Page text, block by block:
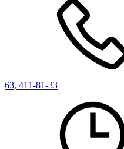
63, 411-81-33